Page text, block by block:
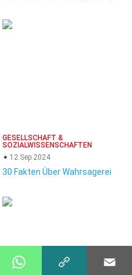
GESELLSCHAFT &
SOZIALWISSENSCHAFTEN
12 Sep 2024
30 Fakten Über Wahrsagerei